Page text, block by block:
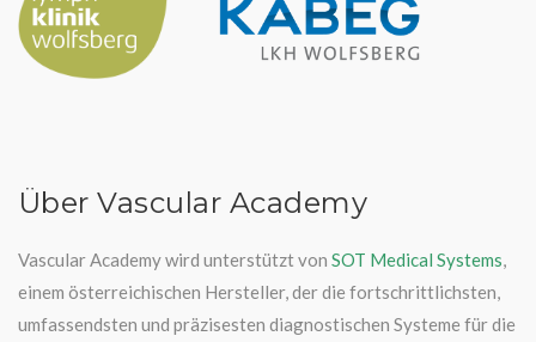
Über Vascular Academy
Vascular Academy wird unterstützt von SOT Medical Systems
einem österreichischen Hersteller, der die fortschrittlichsten,
umfassendsten und präzisesten diagnostischen Systeme für die